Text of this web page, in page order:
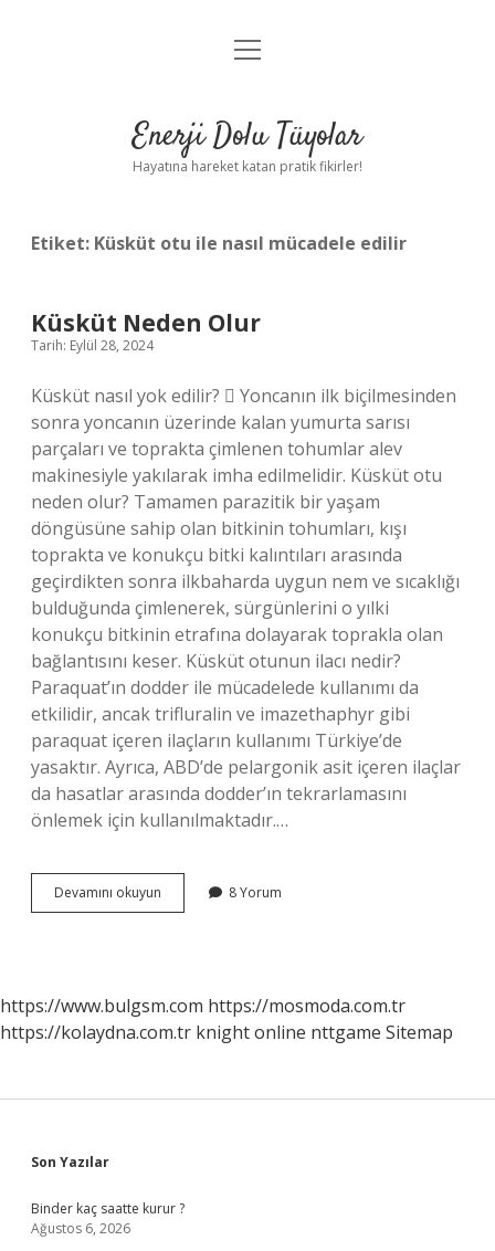
Anasayfa
Yasal Uyarı
menüyü
Enerji Dolu Tüyolar
Hayatına hareket katan pratik fikirler!
Etiket: Küsküt otu ile nasıl mücadele edilir
Küsküt Neden Olur
Tarih: Eylül 28, 2024
Küsküt nasıl yok edilir?  Yoncanın ilk biçilmesinden
sonra yoncanın üzerinde kalan yumurta sarısı
parçaları ve toprakta çimlenen tohumlar alev
makinesiyle yakılarak imha edilmelidir. Küsküt otu
neden olur? Tamamen parazitik bir yaşam
döngüsüne sahip olan bitkinin tohumları, kışı
toprakta ve konukçu bitki kalıntıları arasında
geçirdikten sonra ilkbaharda uygun nem ve sıcaklığı
bulduğunda çimlenerek, sürgünlerini o yılki
konukçu bitkinin etrafına dolayarak toprakla olan
bağlantısını keser. Küsküt otunun ilacı nedir?
Paraquat’ın dodder ile mücadelede kullanımı da
etkilidir, ancak trifluralin ve imazethaphyr gibi
paraquat içeren ilaçların kullanımı Türkiye’de
yasaktır. Ayrıca, ABD’de pelargonik asit içeren ilaçlar
da hasatlar arasında dodder’ın tekrarlamasını
önlemek için kullanılmaktadır.…
Devamını okuyun
Neden
8 Yorum
https://www.bulgsm.com https://mosmoda.com.tr
https://kolaydna.com.tr knight online nttgame Sitemap
Sidebar
Son Yazılar
Binder kaç saatte kurur ?
Ağustos 6, 2026